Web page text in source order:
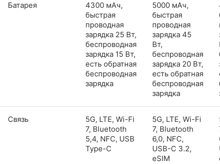
Батарея
4300 мАч,
быстрая
проводная
зарядка 25 Вт,
беспроводная
зарядка 15 Вт,
есть обратная
беспроводная
зарядка
5000 мАч,
быстрая
проводная
зарядка 45
Вт,
беспроводная
зарядка 20 Вт,
есть обратная
беспроводная
зарядка
Связь
5G, LTE, Wi-Fi
7, Bluetooth
5,4, NFC, USB
Type-C
5G, LTE, Wi-Fi
7, Bluetooth
6,0, NFC,
USB-C 3.2,
eSIM